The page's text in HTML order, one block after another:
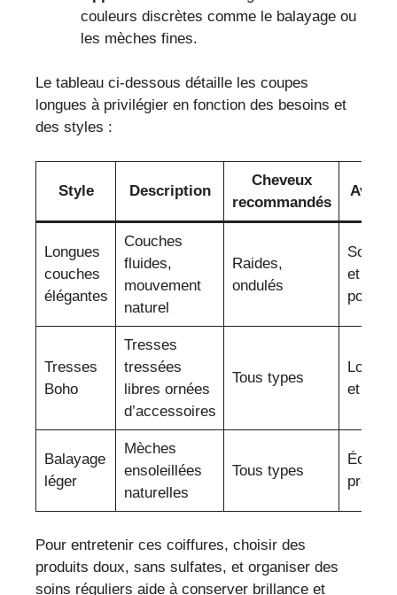
couleurs discrètes comme le balayage ou
les mèches fines.
Le tableau ci-dessous détaille les coupes
longues à privilégier en fonction des besoins et
des styles :
Style Description
Cheveux
recommandés
Longues
couches
élégantes
Couches
fluides,
mouvement
naturel
Raides,
ondulés
et
Tresses
Boho
Tresses
tressées
libres ornées
d’accessoires
Tous types
Look
et
Balayage
léger
Mèches
ensoleillées
naturelles
Tous types
Éclat et
Pour entretenir ces coiffures, choisir des
produits doux, sans sulfates, et organiser des
soins réguliers aide à conserver brillance et